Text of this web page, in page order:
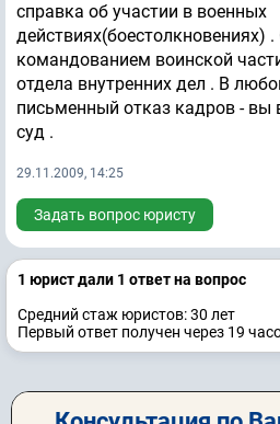
справка об участии в военных
действиях(боестолкновениях)
командованием воинской
отдела внутренних дел . В
письменный отказ кадров - вы
суд .
29.11.2009, 14:25
Задать вопрос юристу
1 юрист дали 1 ответ на вопрос
Средний стаж юристов: 30 лет
Первый ответ получен через 19